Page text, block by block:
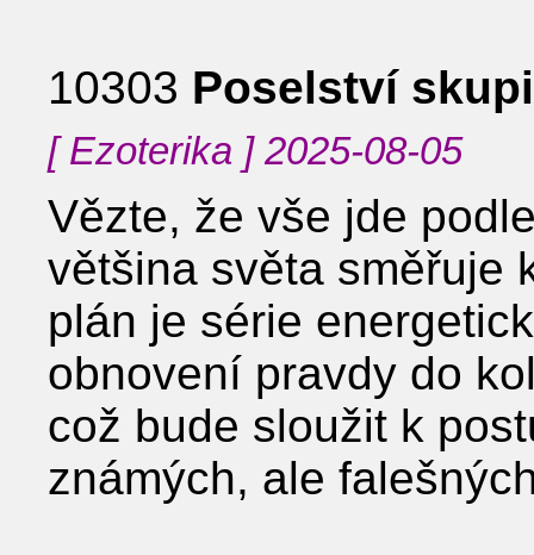
10303 Poselství
[ Ezoterika ] 2025-08-05
Vězte, že vše jde
většina světa směřuje
plán je série
obnovení pravdy do
což bude sloužit k
známých, ale